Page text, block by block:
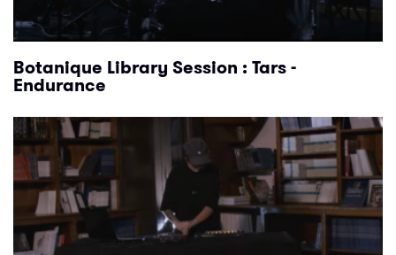
Botanique Library Session : Tars -
Endurance